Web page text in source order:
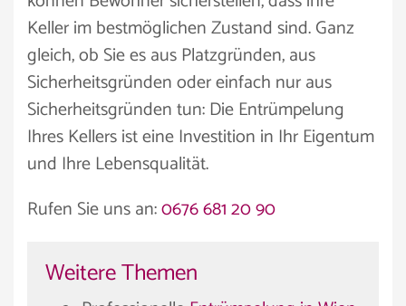
Keller im bestmöglichen Zustand sind. Ganz
gleich, ob Sie es aus Platzgründen, aus
Sicherheitsgründen oder einfach nur aus
Sicherheitsgründen tun: Die Entrümpelung
Ihres Kellers ist eine Investition in Ihr Eigentum
und Ihre Lebensqualität.
Rufen Sie uns an:0676 681 20 90
Weitere Themen